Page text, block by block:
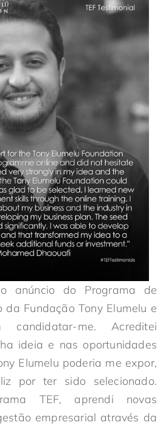
o anúncio do Programa de
da Fundação Tony Elumelu e
me. Acreditei
ideia e nas oportunidades
Elumelu poderia me expor,
por ter sido selecionado.
TEF, aprendi novas
empresarial através da